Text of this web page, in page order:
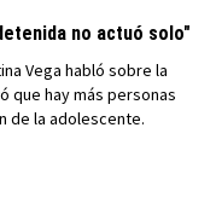
no actuó solo"
Vega habló sobre la
que hay más personas
de la adolescente.